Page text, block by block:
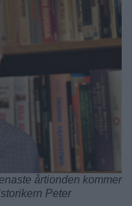
årtionden kommer
Peter